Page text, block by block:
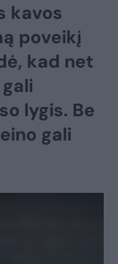
kavos
poveikį
kad net
lygis. Be
gali